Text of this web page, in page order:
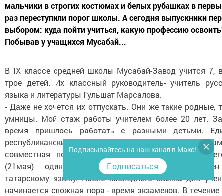
мальчики в строгих костюмах и белых рубашках в
раз переступили порог школы. А сегодня выпускники
выбором: куда пойти учиться, какую профессию
Побывав у учащихся Мусабай...
В IX классе средней школы Мусабай-Завод учится 7,
трое детей. Их классный руководитель- учитель
языка и литературы Гульшат Марсалова.
- Даже не хочется их отпускать. Они же такие родные,
умницы. Мой стаж работы учителем более 20 лет.
время пришлось работать с разными детьми.
республиканские тесты, единые государственные
совместная подготовка с детьми… Вот только
(21мая) одиннадцатиклассники сдавали
татарскому языку. После последнего звонка для
начинается сложная пора - время экзаменов. В течение
Подписывайтесь на наш канал в Макс!
Подписаться